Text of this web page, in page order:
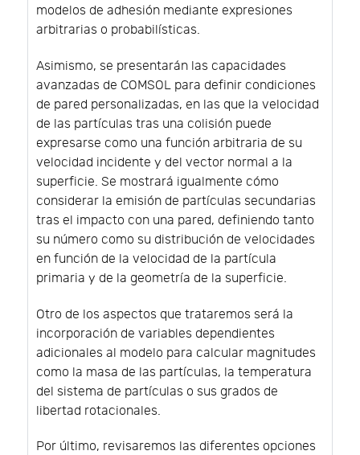
modelos de adhesión mediante expresiones
arbitrarias o probabilísticas.
Asimismo, se presentarán las capacidades
avanzadas de COMSOL para definir condiciones
de pared personalizadas, en las que la velocidad
de las partículas tras una colisión puede
expresarse como una función arbitraria de su
velocidad incidente y del vector normal a la
superficie. Se mostrará igualmente cómo
considerar la emisión de partículas secundarias
tras el impacto con una pared, definiendo tanto
su número como su distribución de velocidades
en función de la velocidad de la partícula
primaria y de la geometría de la superficie.
Otro de los aspectos que trataremos será la
incorporación de variables dependientes
adicionales al modelo para calcular magnitudes
como la masa de las partículas, la temperatura
del sistema de partículas o sus grados de
libertad rotacionales.
Por último, revisaremos las diferentes opciones